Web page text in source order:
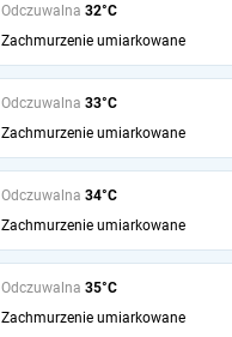
Odczuwalna 32°C
Zachmurzenie umiarkowane
Odczuwalna 33°C
Zachmurzenie umiarkowane
Odczuwalna 34°C
Zachmurzenie umiarkowane
Odczuwalna 35°C
Zachmurzenie umiarkowane